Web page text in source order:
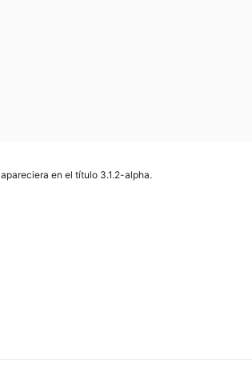
en el título 3.1.2-alpha.